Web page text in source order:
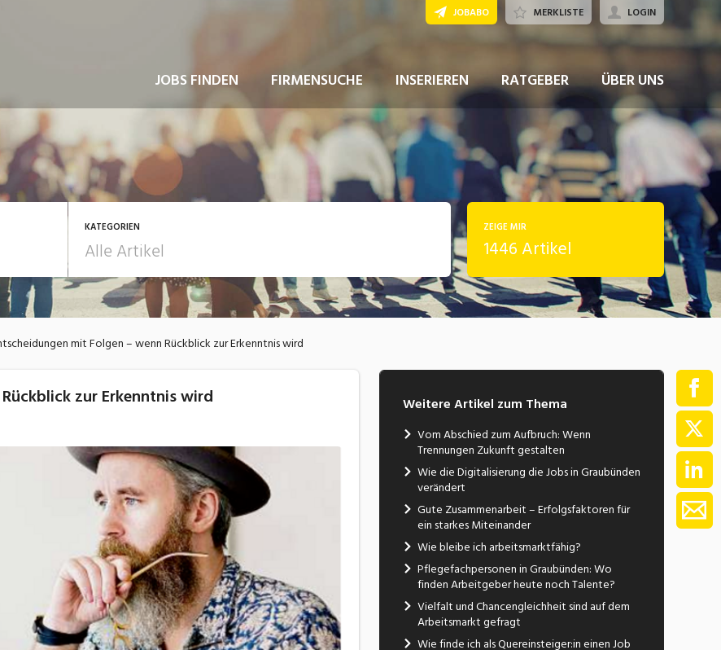
JOBS FINDEN FIRMENSUCHE INSERIEREN RATGEBER ÜBER UNS
JOBABO MERKLISTE LOGIN
KATEGORIEN
/ Weiterbildung Bewerbung / Rekrutierung
ZEIGE MIR
1446 Artikel
mit Folgen – wenn Rückblick zur Erkenntnis wird
zur Erkenntnis wird Weitere Artikel zum Thema
Vom Abschied zum Aufbruch: Wenn
Trennungen Zukunft gestalten
Wie die Digitalisierung die Jobs in Graubünden
verändert
Gute Zusammenarbeit – Erfolgsfaktoren für
ein starkes Miteinander
Wie bleibe ich arbeitsmarktfähig?
Pflegefachpersonen in Graubünden: Wo
finden Arbeitgeber heute noch Talente?
Vielfalt und Chancengleichheit sind auf dem
Arbeitsmarkt gefragt
Wie finde ich als Quereinsteiger:in einen Job